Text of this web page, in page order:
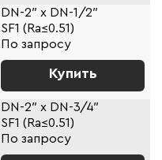
DN-2″ x DN-1/2″
SF1 (Ra≤0.51)
По запросу
Купить
DN-2″ x DN-3/4″
SF1 (Ra≤0.51)
По запросу